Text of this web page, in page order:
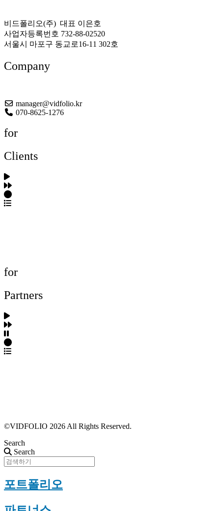
비드폴리오(주) 대표 이은호
사업자등록번호 732-88-02520
서울시 마포구 동교로16-11 302호
Company
manager@vidfolio.kr
070-8625-1276
for
Clients
for
Partners
©VIDFOLIO 2026 All Rights Reserved.
Search
Search
포트폴리오